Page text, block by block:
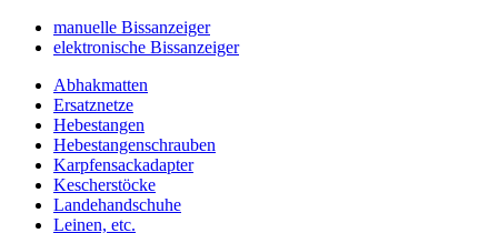
manuelle Bissanzeiger
elektronische Bissanzeiger
Abhakmatten
Ersatznetze
Hebestangen
Hebestangenschrauben
Karpfensackadapter
Kescherstöcke
Landehandschuhe
Leinen, etc.